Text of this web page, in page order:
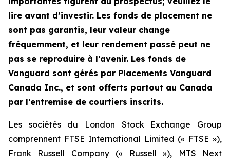
lire avant d’investir. Les fonds de placement ne
sont pas garantis, leur valeur change
fréquemment, et leur rendement passé peut ne
pas se reproduire à l’avenir. Les fonds de
Vanguard sont gérés par Placements Vanguard
Canada Inc., et sont offerts partout au Canada
par l’entremise de courtiers inscrits.
Les sociétés du London Stock Exchange Group
comprennent FTSE International Limited (« FTSE »),
Frank Russell Company (« Russell »), MTS Next